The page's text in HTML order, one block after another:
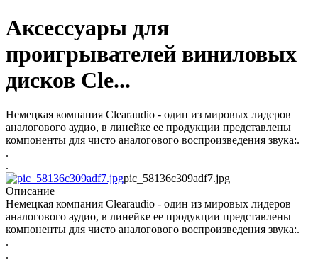
Аксессуары для
проигрывателей виниловых
дисков Cle...
Немецкая компания Clearaudio - один из мировых лидеров
аналогового аудио, в линейке ее продукции представлены
компоненты для чисто аналогового воспроизведения звука:.
.
.
pic_58136c309adf7.jpg
Описание
Немецкая компания Clearaudio - один из мировых лидеров
аналогового аудио, в линейке ее продукции представлены
компоненты для чисто аналогового воспроизведения звука:.
.
.